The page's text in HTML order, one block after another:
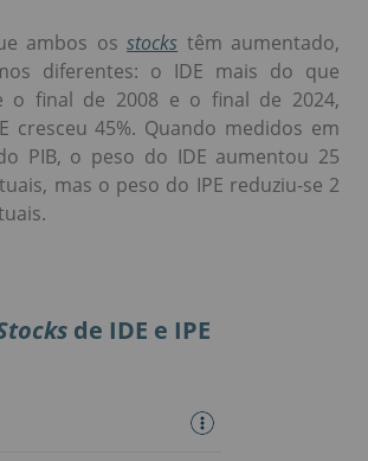
ambos osstocks têm aumentado,
diferentes: o IDE mais do que
o final de 2008 e o final de 2024,
cresceu 45%. Quando medidos em
PIB, o peso do IDE aumentou 25
mas o peso do IPE reduziu-se 2
de IDE e IPE